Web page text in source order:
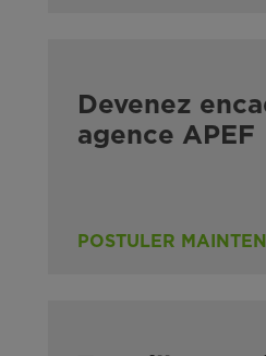
Devenez
agence APEF
POSTULER